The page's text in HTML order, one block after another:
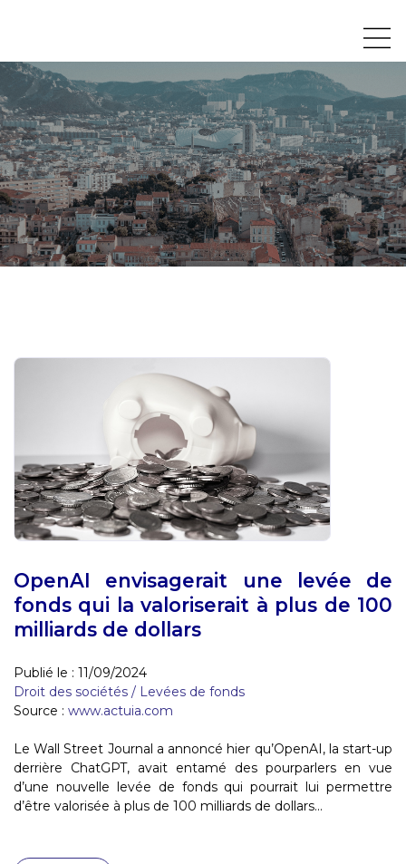
OpenAI envisagerait une levée de
fonds qui la valoriserait à plus de 100
milliards de dollars
Publié le : 11/09/2024
Droit des sociétés / Levées de fonds
Source : www.actuia.com
Le Wall Street Journal a annoncé hier qu’OpenAI, la start-up
derrière ChatGPT, avait entamé des pourparlers en vue
d’une nouvelle levée de fonds qui pourrait lui permettre
d’être valorisée à plus de 100 milliards de dollars...